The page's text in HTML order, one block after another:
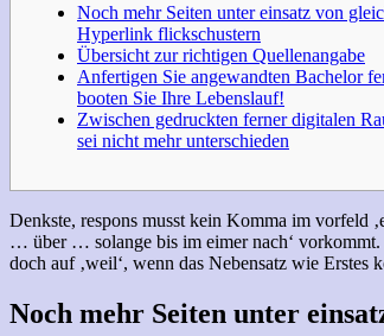
Noch mehr Seiten unter einsatz von
Hyperlink flickschustern
Übersicht zur richtigen Quellenangabe
Anfertigen Sie angewandten Bachelor
booten Sie Ihre Lebenslauf!
Zwischen gedruckten ferner digitalen
sei nicht mehr unterschieden
Denkste, respons musst kein Komma im vorfeld
… über … solange bis im eimer nach‘ vorkommt.
doch auf ‚weil‘, wenn das Nebensatz wie Erstes
Noch mehr Seiten unter